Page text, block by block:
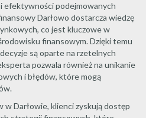
efektywności podejmowanych
Darłowo dostarcza wiedzę
co jest kluczowe w
finansowym. Dzięki temu
są oparte na rzetelnych
pozwala również na unikanie
i błędów, które mogą
w Darłowie, klienci zyskują dostęp